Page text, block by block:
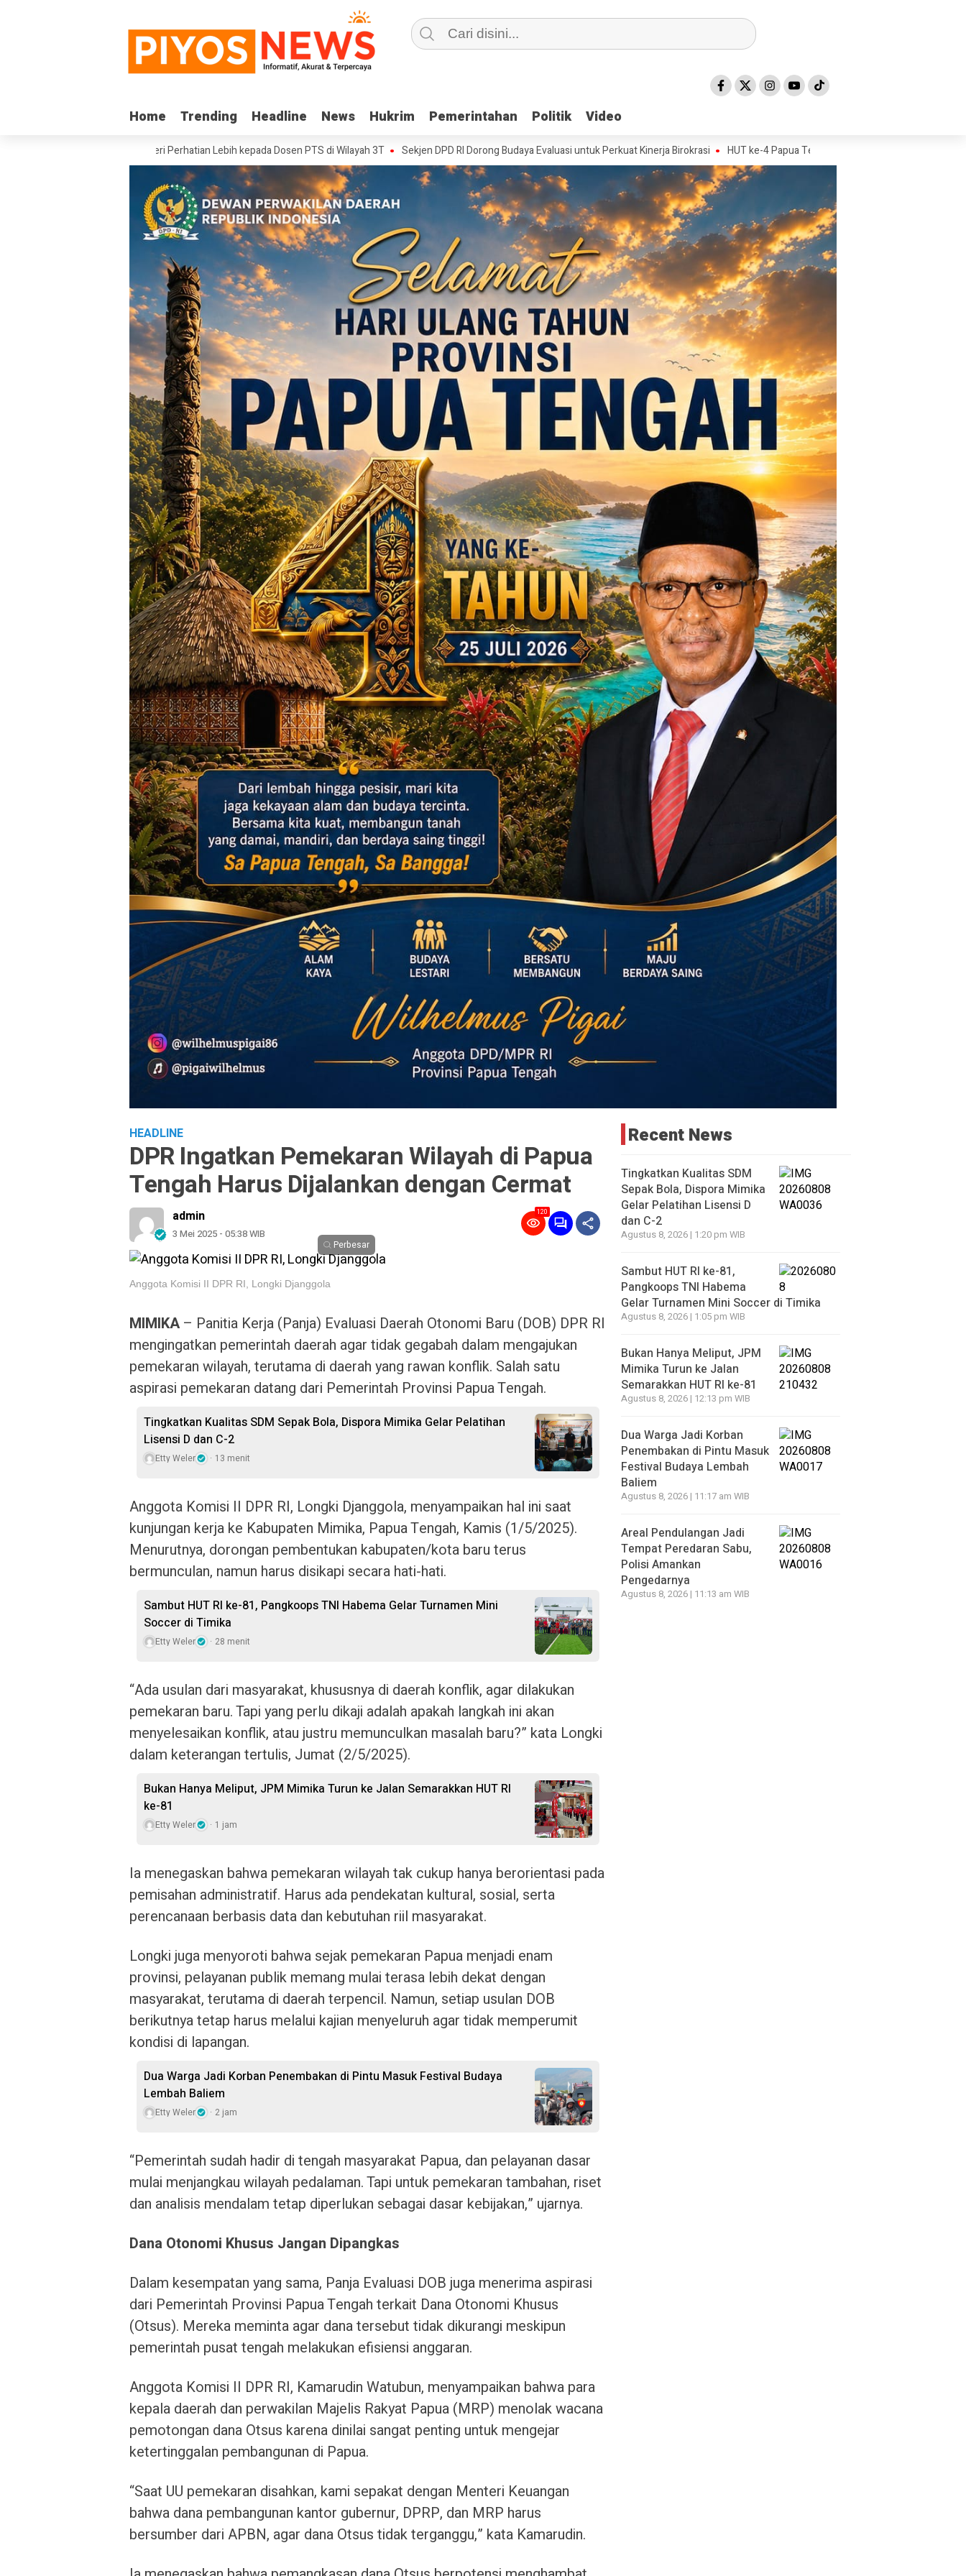
Home Trending Headline News Hukrim Pemerintahan Politik Video
Home Trending Headline News Hukrim Pemerintahan Politik Video
Minta Pemerintah Beri Perhatian Lebih kepada Dosen PTS di Wilayah 3T Sekjen DPD RI Dorong Budaya Evaluasi untuk Perkuat Kinerja Birokrasi HUT ke-4 Papua Tengah Jadi Titik Awal Program BANGKIT untuk
HEADLINE
DPR Ingatkan Pemekaran Wilayah di Papua
Tengah Harus Dijalankan dengan Cermat
admin
3 Mei 2025 - 05:38 WIB
120
Perbesar
Anggota Komisi II DPR RI, Longki Djanggola
MIMIKA – Panitia Kerja (Panja) Evaluasi Daerah Otonomi Baru (DOB) DPR RI
mengingatkan pemerintah daerah agar tidak gegabah dalam mengajukan
pemekaran wilayah, terutama di daerah yang rawan konflik. Salah satu
aspirasi pemekaran datang dari Pemerintah Provinsi Papua Tengah.
Tingkatkan Kualitas SDM Sepak Bola, Dispora Mimika Gelar Pelatihan
Lisensi D dan C-2
Etty Weler 13 menit
Anggota Komisi II DPR RI, Longki Djanggola, menyampaikan hal ini saat
kunjungan kerja ke Kabupaten Mimika, Papua Tengah, Kamis (1/5/2025).
Menurutnya, dorongan pembentukan kabupaten/kota baru terus
bermunculan, namun harus disikapi secara hati-hati.
Sambut HUT RI ke-81, Pangkoops TNI Habema Gelar Turnamen Mini
Soccer di Timika
Etty Weler 28 menit
“Ada usulan dari masyarakat, khususnya di daerah konflik, agar dilakukan
pemekaran baru. Tapi yang perlu dikaji adalah apakah langkah ini akan
menyelesaikan konflik, atau justru memunculkan masalah baru?” kata Longki
dalam keterangan tertulis, Jumat (2/5/2025).
Bukan Hanya Meliput, JPM Mimika Turun ke Jalan Semarakkan HUT RI
ke-81
Etty Weler 1 jam
Ia menegaskan bahwa pemekaran wilayah tak cukup hanya berorientasi pada
pemisahan administratif. Harus ada pendekatan kultural, sosial, serta
perencanaan berbasis data dan kebutuhan riil masyarakat.
Longki juga menyoroti bahwa sejak pemekaran Papua menjadi enam
provinsi, pelayanan publik memang mulai terasa lebih dekat dengan
masyarakat, terutama di daerah terpencil. Namun, setiap usulan DOB
berikutnya tetap harus melalui kajian menyeluruh agar tidak memperumit
kondisi di lapangan.
Dua Warga Jadi Korban Penembakan di Pintu Masuk Festival Budaya
Lembah Baliem
Etty Weler 2 jam
“Pemerintah sudah hadir di tengah masyarakat Papua, dan pelayanan dasar
mulai menjangkau wilayah pedalaman. Tapi untuk pemekaran tambahan, riset
dan analisis mendalam tetap diperlukan sebagai dasar kebijakan,” ujarnya.
Dana Otonomi Khusus Jangan Dipangkas
Dalam kesempatan yang sama, Panja Evaluasi DOB juga menerima aspirasi
dari Pemerintah Provinsi Papua Tengah terkait Dana Otonomi Khusus
(Otsus). Mereka meminta agar dana tersebut tidak dikurangi meskipun
pemerintah pusat tengah melakukan efisiensi anggaran.
Anggota Komisi II DPR RI, Kamarudin Watubun, menyampaikan bahwa para
kepala daerah dan perwakilan Majelis Rakyat Papua (MRP) menolak wacana
pemotongan dana Otsus karena dinilai sangat penting untuk mengejar
ketertinggalan pembangunan di Papua.
“Saat UU pemekaran disahkan, kami sepakat dengan Menteri Keuangan
bahwa dana pembangunan kantor gubernur, DPRP, dan MRP harus
bersumber dari APBN, agar dana Otsus tidak terganggu,” kata Kamarudin.
Recent News
Tingkatkan Kualitas SDM
Sepak Bola, Dispora Mimika
Gelar Pelatihan Lisensi D
dan C-2
Agustus 8, 2026 | 1:20 pm WIB
Sambut HUT RI ke-81,
Pangkoops TNI Habema
Gelar Turnamen Mini Soccer di Timika
Agustus 8, 2026 | 1:05 pm WIB
Bukan Hanya Meliput, JPM
Mimika Turun ke Jalan
Semarakkan HUT RI ke-81
Agustus 8, 2026 | 12:13 pm WIB
Dua Warga Jadi Korban
Penembakan di Pintu Masuk
Festival Budaya Lembah
Baliem
Agustus 8, 2026 | 11:17 am WIB
Areal Pendulangan Jadi
Tempat Peredaran Sabu,
Polisi Amankan
Pengedarnya
Agustus 8, 2026 | 11:13 am WIB